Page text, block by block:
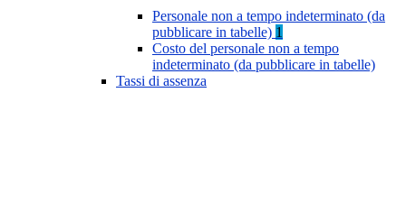
Personale non a tempo indeterminato (da
pubblicare in tabelle) 1
Costo del personale non a tempo
indeterminato (da pubblicare in tabelle)
Tassi di assenza